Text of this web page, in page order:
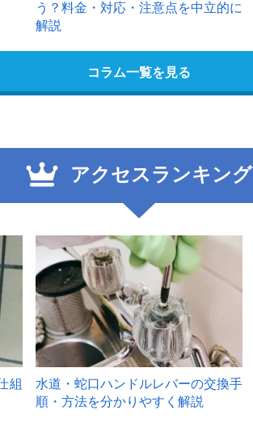
う？料金・対応・注意点を中立的に
解説
コラム一覧を見る
アクセスランキング
組
2
水道・蛇口ハンドルレバーの交換手
順・方法を分かりやすく解説